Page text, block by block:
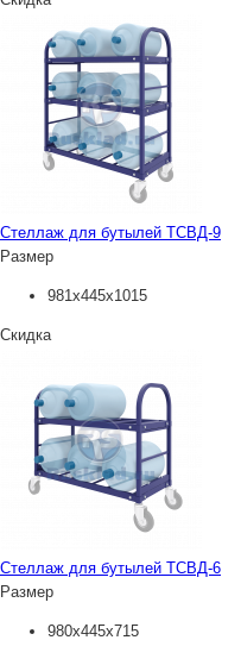
Стеллаж для бутылей ТСВД-9
Размер
981х445х1015
Скидка
Стеллаж для бутылей ТСВД-6
Размер
980х445х715